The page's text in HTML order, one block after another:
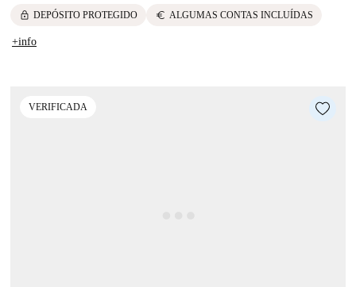
lock DEPÓSITO PROTEGIDO euro ALGUMAS CONTAS INCLUÍDAS
+info
VERIFICADA